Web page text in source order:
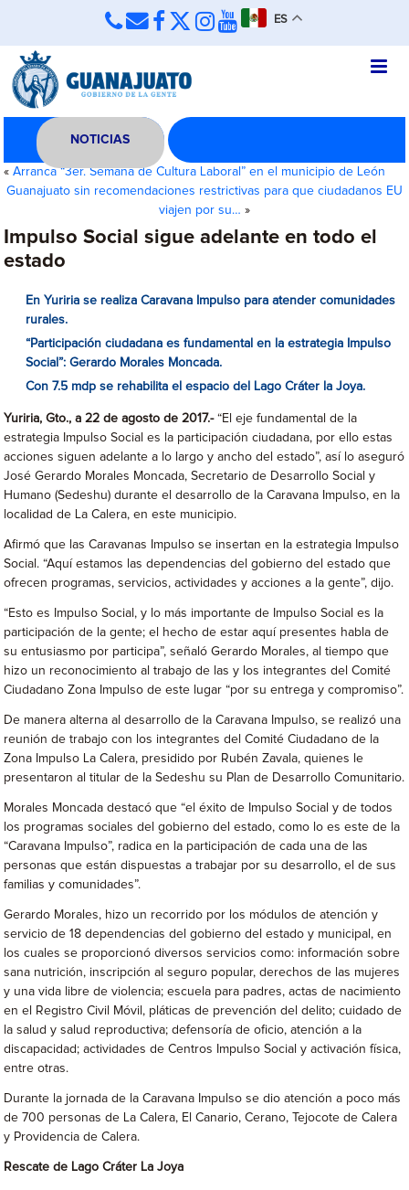
ES
NOTICIAS
«Arranca “3er. Semana de Cultura Laboral” en el municipio de León
Guanajuato sin recomendaciones restrictivas para que ciudadanos EU
viajen por su… »
Impulso Social sigue adelante en todo el
estado
En Yuriria se realiza Caravana Impulso para atender comunidades
rurales.
“Participación ciudadana es fundamental en la estrategia Impulso
Social”: Gerardo Morales Moncada.
Con 7.5 mdp se rehabilita el espacio del Lago Cráter la Joya.
Yuriria, Gto., a 22 de agosto de 2017.-“El eje fundamental de la
estrategia Impulso Social es la participación ciudadana, por ello estas
acciones siguen adelante a lo largo y ancho del estado”, así lo aseguró
José Gerardo Morales Moncada, Secretario de Desarrollo Social y
Humano (Sedeshu) durante el desarrollo de la Caravana Impulso, en la
localidad de La Calera, en este municipio.
Afirmó que las Caravanas Impulso se insertan en la estrategia Impulso
Social. “Aquí estamos las dependencias del gobierno del estado que
ofrecen programas, servicios, actividades y acciones a la gente”, dijo.
“Esto es Impulso Social, y lo más importante de Impulso Social es la
participación de la gente; el hecho de estar aquí presentes habla de
su entusiasmo por participa”, señaló Gerardo Morales, al tiempo que
hizo un reconocimiento al trabajo de las y los integrantes del Comité
Ciudadano Zona Impulso de este lugar “por su entrega y compromiso”.
De manera alterna al desarrollo de la Caravana Impulso, se realizó una
reunión de trabajo con los integrantes del Comité Ciudadano de la
Zona Impulso La Calera, presidido por Rubén Zavala, quienes le
presentaron al titular de la Sedeshu su Plan de Desarrollo Comunitario.
Morales Moncada destacó que “el éxito de Impulso Social y de todos
los programas sociales del gobierno del estado, como lo es este de la
“Caravana Impulso”, radica en la participación de cada una de las
personas que están dispuestas a trabajar por su desarrollo, el de sus
familias y comunidades”.
Gerardo Morales, hizo un recorrido por los módulos de atención y
servicio de 18 dependencias del gobierno del estado y municipal, en
los cuales se proporcionó diversos servicios como: información sobre
sana nutrición, inscripción al seguro popular, derechos de las mujeres
y una vida libre de violencia; escuela para padres, actas de nacimiento
en el Registro Civil Móvil, pláticas de prevención del delito; cuidado de
la salud y salud reproductiva; defensoría de oficio, atención a la
discapacidad; actividades de Centros Impulso Social y activación física,
entre otras.
Durante la jornada de la Caravana Impulso se dio atención a poco más
de 700 personas de La Calera, El Canario, Cerano, Tejocote de Calera
y Providencia de Calera.
Rescate de Lago Cráter La Joya